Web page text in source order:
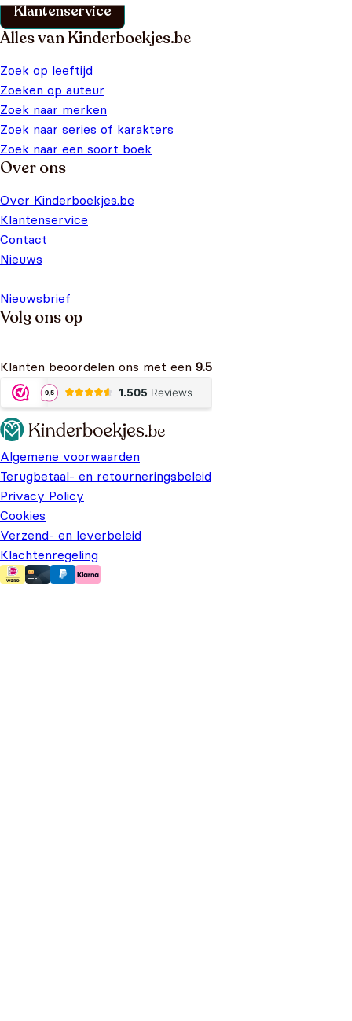
Klantenservice
Alles van Kinderboekjes.be
Zoek op leeftijd
Zoeken op auteur
Zoek naar merken
Zoek naar series of karakters
Zoek naar een soort boek
Over ons
Over Kinderboekjes.be
Klantenservice
Contact
Nieuws
Nieuwsbrief
Volg ons op
Klanten beoordelen ons met een 9.5
Algemene voorwaarden
Terugbetaal- en retourneringsbeleid
Privacy Policy
Cookies
Verzend- en leverbeleid
Klachtenregeling